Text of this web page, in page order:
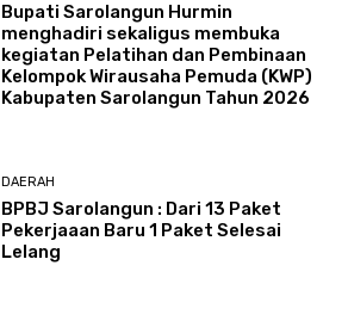
Bupati Sarolangun Hurmin
menghadiri sekaligus membuka
kegiatan Pelatihan dan Pembinaan
Kelompok Wirausaha Pemuda (KWP)
Kabupaten Sarolangun Tahun 2026
DAERAH
BPBJ Sarolangun : Dari 13 Paket
Pekerjaaan Baru 1 Paket Selesai
Lelang